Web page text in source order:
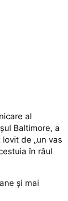
al
Baltimore, a
de „un vas
în râul
și mai